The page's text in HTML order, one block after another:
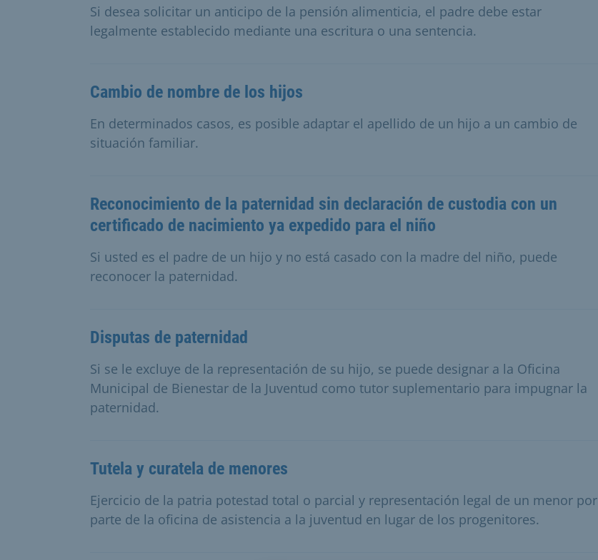
Si desea solicitar un anticipo de la pensión alimenticia, el padre debe estar
legalmente establecido mediante una escritura o una sentencia.
Cambio de nombre de los hijos
En determinados casos, es posible adaptar el apellido de un hijo a un cambio de
situación familiar.
Reconocimiento de la paternidad sin declaración de custodia con un
certificado de nacimiento ya expedido para el niño
Si usted es el padre de un hijo y no está casado con la madre del niño, puede
reconocer la paternidad.
Disputas de paternidad
Si se le excluye de la representación de su hijo, se puede designar a la Oficina
Municipal de Bienestar de la Juventud como tutor suplementario para impugnar la
paternidad.
Tutela y curatela de menores
Ejercicio de la patria potestad total o parcial y representación legal de un menor por
parte de la oficina de asistencia a la juventud en lugar de los progenitores.